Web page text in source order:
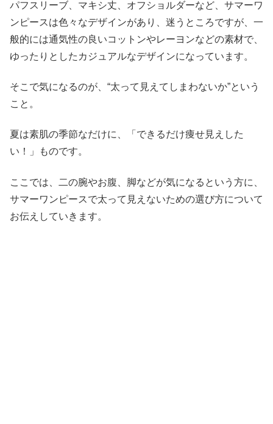
パフスリーブ、マキシ丈、オフショルダーなど、サマーワ
ンピースは色々なデザインがあり、迷うところですが、一
般的には通気性の良いコットンやレーヨンなどの素材で、
ゆったりとしたカジュアルなデザインになっています。
そこで気になるのが、“太って見えてしまわないか”という
こと。
夏は素肌の季節なだけに、「できるだけ痩せ見えした
い！」ものです。
ここでは、二の腕やお腹、脚などが気になるという方に、
サマーワンピースで太って見えないための選び方について
お伝えしていきます。